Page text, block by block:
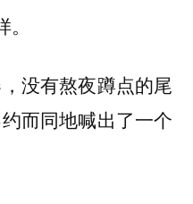
没有熬夜蹲点的尾
而同地喊出了一个